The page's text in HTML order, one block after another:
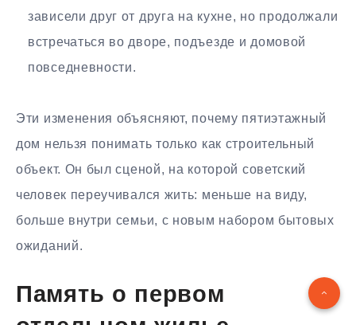
зависели друг от друга на кухне, но продолжали
встречаться во дворе, подъезде и домовой
повседневности.
Эти изменения объясняют, почему пятиэтажный
дом нельзя понимать только как строительный
объект. Он был сценой, на которой советский
человек переучивался жить: меньше на виду,
больше внутри семьи, с новым набором бытовых
ожиданий.
Память о первом